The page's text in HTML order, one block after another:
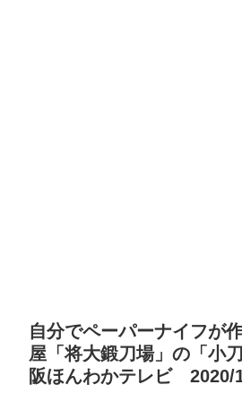
自分でペーパーナイフが
屋「将大鍛刀場」の「小
阪ほんわかテレビ 2020/